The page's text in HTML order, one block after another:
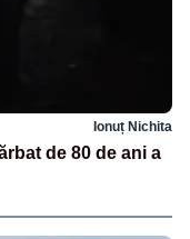
Ionuț Nichita
de 80 de ani a